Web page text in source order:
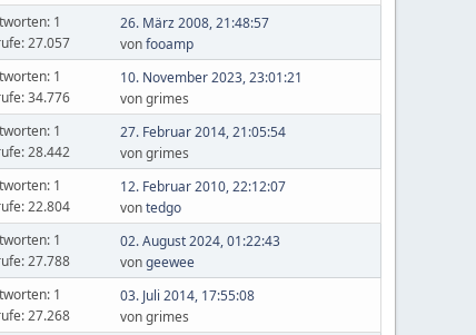
1
27.057
26. März 2008, 21:48:57
vonfooamp
1
34.776
10. November 2023, 23:01:21
von grimes
1
28.442
27. Februar 2014, 21:05:54
von grimes
1
22.804
12. Februar 2010, 22:12:07
vontedgo
1
27.788
02. August 2024, 01:22:43
vongeewee
1
27.268
03. Juli 2014, 17:55:08
von grimes